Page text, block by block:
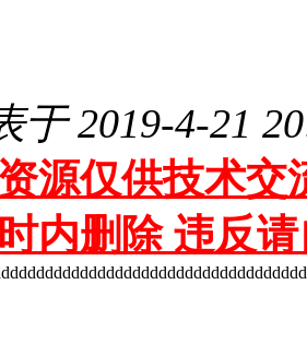
于 2019-4-21
源仅供技术交
内删除 违反